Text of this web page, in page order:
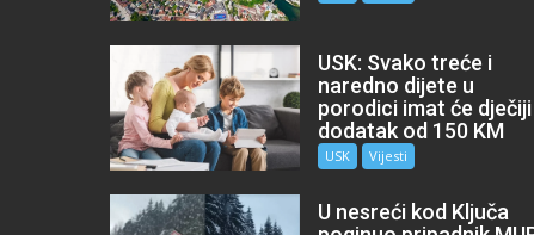
USK: Svako treće i
naredno dijete u
porodici imat će dječiji
dodatak od 150 KM
USK Vijesti
U nesreći kod Ključa